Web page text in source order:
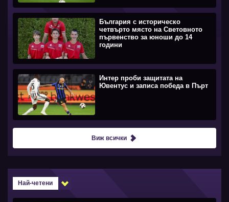
България с историческо
четвърто място на Световното
първенство за юноши до 14
години
Интер проби защитата на
Ювентус и записа победа в Пърт
Виж всички
Най-четени